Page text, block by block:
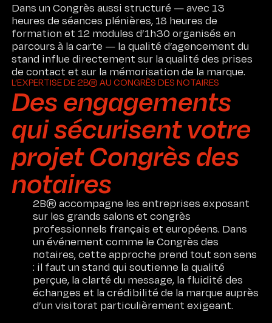
Dans un Congrès aussi structuré — avec 13
heures de séances plénières, 18 heures de
formation et 12 modules d’1h30 organisés en
parcours à la carte — la qualité d’agencement du
stand influe directement sur la qualité des prises
de contact et sur la mémorisation de la marque.
Des engagements
qui sécurisent votre
projet Congrès des
notaires
L’EXPERTISE DE 2B® AU CONGRÈS DES NOTAIRES
2B® accompagne les entreprises exposant
sur les grands salons et congrès
professionnels français et européens. Dans
un événement comme le Congrès des
notaires, cette approche prend tout son sens
: il faut un stand qui soutienne la qualité
perçue, la clarté du message, la fluidité des
échanges et la crédibilité de la marque auprès
d’un visitorat particulièrement exigeant.